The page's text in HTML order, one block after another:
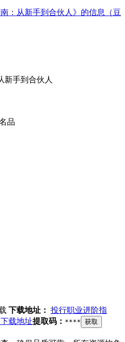
：从新手到合伙人》的信息（豆
新手到合伙人
品
下载地址： 投行职业进阶指
载地址提取码： **** 获取